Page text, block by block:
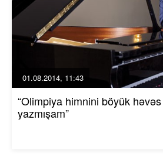
01.08.2014, 11:43
“Olimpiya himnini böyük
yazmışam”